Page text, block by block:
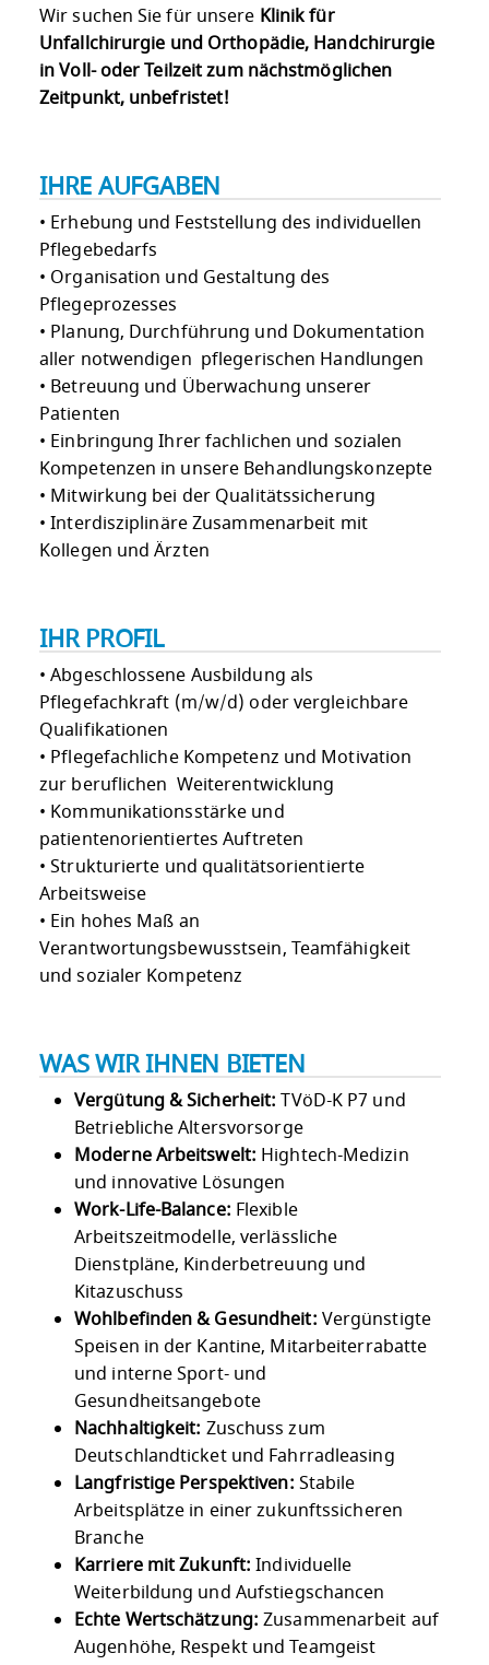
Wir suchen Sie für unsere Klinik für
Unfallchirurgie und Orthopädie, Handchirurgie
in Voll- oder Teilzeit zum nächstmöglichen
Zeitpunkt, unbefristet!
IHRE AUFGABEN
• Erhebung und Feststellung des individuellen
Pflegebedarfs
• Organisation und Gestaltung des
Pflegeprozesses
• Planung, Durchführung und Dokumentation
aller notwendigen pflegerischen Handlungen
• Betreuung und Überwachung unserer
Patienten
• Einbringung Ihrer fachlichen und sozialen
Kompetenzen in unsere Behandlungskonzepte
• Mitwirkung bei der Qualitätssicherung
• Interdisziplinäre Zusammenarbeit mit
Kollegen und Ärzten
IHR PROFIL
• Abgeschlossene Ausbildung als
Pflegefachkraft (m/w/d) oder vergleichbare
Qualifikationen
• Pflegefachliche Kompetenz und Motivation
zur beruflichen Weiterentwicklung
• Kommunikationsstärke und
patientenorientiertes Auftreten
• Strukturierte und qualitätsorientierte
Arbeitsweise
• Ein hohes Maß an
Verantwortungsbewusstsein, Teamfähigkeit
und sozialer Kompetenz
WAS WIR IHNEN BIETEN
Vergütung & Sicherheit: TVöD-K P7 und
Betriebliche Altersvorsorge
Moderne Arbeitswelt: Hightech-Medizin
und innovative Lösungen
Work-Life-Balance: Flexible
Arbeitszeitmodelle, verlässliche
Dienstpläne, Kinderbetreuung und
Kitazuschuss
Wohlbefinden & Gesundheit: Vergünstigte
Speisen in der Kantine, Mitarbeiterrabatte
und interne Sport- und
Gesundheitsangebote
Nachhaltigkeit: Zuschuss zum
Deutschlandticket und Fahrradleasing
Langfristige Perspektiven: Stabile
Arbeitsplätze in einer zukunftssicheren
Branche
Karriere mit Zukunft: Individuelle
Weiterbildung und Aufstiegschancen
Echte Wertschätzung: Zusammenarbeit auf
Augenhöhe, Respekt und Teamgeist